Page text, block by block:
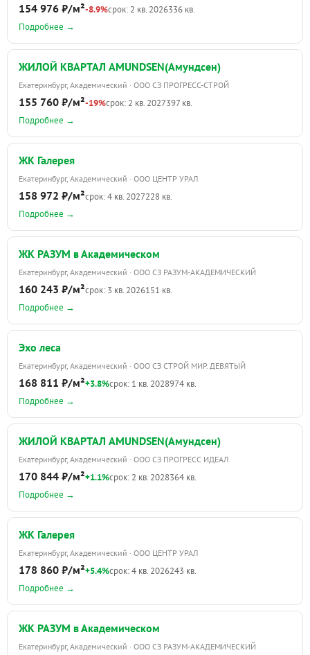
154 976 ₽/м²-8.9%срок: 2 кв. 2026336 кв.
Подробнее →
ЖИЛОЙ КВАРТАЛ AMUNDSEN(Амундсен)
Екатеринбург, Академический · ООО СЗ ПРОГРЕСС-СТРОЙ
155 760 ₽/м²-19%срок: 2 кв. 2027397 кв.
Подробнее →
ЖК Галерея
Екатеринбург, Академический · ООО ЦЕНТР УРАЛ
158 972 ₽/м²срок: 4 кв. 2027228 кв.
Подробнее →
ЖК РАЗУМ в Академическом
Екатеринбург, Академический · ООО СЗ РАЗУМ-АКАДЕМИЧЕСКИЙ
160 243 ₽/м²срок: 3 кв. 2026151 кв.
Подробнее →
Эхо леса
Екатеринбург, Академический · ООО СЗ СТРОЙ МИР. ДЕВЯТЫЙ
168 811 ₽/м²+3.8%срок: 1 кв. 2028974 кв.
Подробнее →
ЖИЛОЙ КВАРТАЛ AMUNDSEN(Амундсен)
Екатеринбург, Академический · ООО СЗ ПРОГРЕСС ИДЕАЛ
170 844 ₽/м²+1.1%срок: 2 кв. 2028364 кв.
Подробнее →
ЖК Галерея
Екатеринбург, Академический · ООО ЦЕНТР УРАЛ
178 860 ₽/м²+5.4%срок: 4 кв. 2026243 кв.
Подробнее →
ЖК РАЗУМ в Академическом
Екатеринбург, Академический · ООО СЗ РАЗУМ-АКАДЕМИЧЕСКИЙ